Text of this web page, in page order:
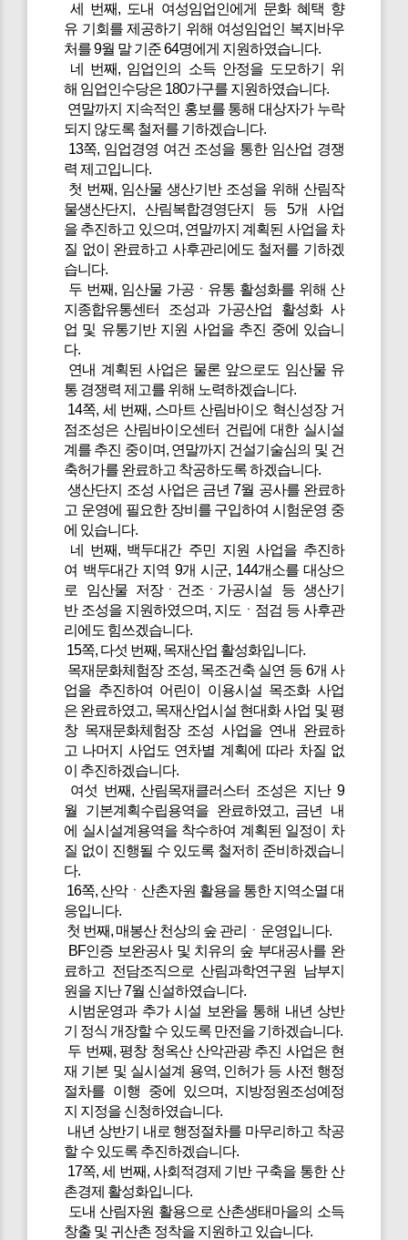
세 번째, 도내 여성임업인에게 문화 혜택 향
유 기회를 제공하기 위해 여성임업인 복지바우
처를 9월 말 기준 64명에게 지원하였습니다.
네 번째, 임업인의 소득 안정을 도모하기 위
해 임업인수당은 180가구를 지원하였습니다.
연말까지 지속적인 홍보를 통해 대상자가 누락
되지 않도록 철저를 기하겠습니다.
13쪽, 임업경영 여건 조성을 통한 임산업 경쟁
력 제고입니다.
첫 번째, 임산물 생산기반 조성을 위해 산림작
물생산단지, 산림복합경영단지 등 5개 사업
을 추진하고 있으며, 연말까지 계획된 사업을 차
질 없이 완료하고 사후관리에도 철저를 기하겠
습니다.
두 번째, 임산물 가공ㆍ유통 활성화를 위해 산
지종합유통센터 조성과 가공산업 활성화 사
업 및 유통기반 지원 사업을 추진 중에 있습니
다.
연내 계획된 사업은 물론 앞으로도 임산물 유
통 경쟁력 제고를 위해 노력하겠습니다.
14쪽, 세 번째, 스마트 산림바이오 혁신성장 거
점조성은 산림바이오센터 건립에 대한 실시설
계를 추진 중이며, 연말까지 건설기술심의 및 건
축허가를 완료하고 착공하도록 하겠습니다.
생산단지 조성 사업은 금년 7월 공사를 완료하
고 운영에 필요한 장비를 구입하여 시험운영 중
에 있습니다.
네 번째, 백두대간 주민 지원 사업을 추진하
여 백두대간 지역 9개 시군, 144개소를 대상으
로 임산물 저장ㆍ건조ㆍ가공시설 등 생산기
반 조성을 지원하였으며, 지도ㆍ점검 등 사후관
리에도 힘쓰겠습니다.
15쪽, 다섯 번째, 목재산업 활성화입니다.
목재문화체험장 조성, 목조건축 실연 등 6개 사
업을 추진하여 어린이 이용시설 목조화 사업
은 완료하였고, 목재산업시설 현대화 사업 및 평
창 목재문화체험장 조성 사업을 연내 완료하
고 나머지 사업도 연차별 계획에 따라 차질 없
이 추진하겠습니다.
여섯 번째, 산림목재클러스터 조성은 지난 9
월 기본계획수립용역을 완료하였고, 금년 내
에 실시설계용역을 착수하여 계획된 일정이 차
질 없이 진행될 수 있도록 철저히 준비하겠습니
다.
16쪽, 산악ㆍ산촌자원 활용을 통한 지역소멸 대
응입니다.
첫 번째, 매봉산 천상의 숲 관리ㆍ운영입니다.
BF인증 보완공사 및 치유의 숲 부대공사를 완
료하고 전담조직으로 산림과학연구원 남부지
원을 지난 7월 신설하였습니다.
시범운영과 추가 시설 보완을 통해 내년 상반
기 정식 개장할 수 있도록 만전을 기하겠습니다.
두 번째, 평창 청옥산 산악관광 추진 사업은 현
재 기본 및 실시설계 용역, 인허가 등 사전 행정
절차를 이행 중에 있으며, 지방정원조성예정
지 지정을 신청하였습니다.
내년 상반기 내로 행정절차를 마무리하고 착공
할 수 있도록 추진하겠습니다.
17쪽, 세 번째, 사회적경제 기반 구축을 통한 산
촌경제 활성화입니다.
도내 산림자원 활용으로 산촌생태마을의 소득
창출 및 귀산촌 정착을 지원하고 있습니다.